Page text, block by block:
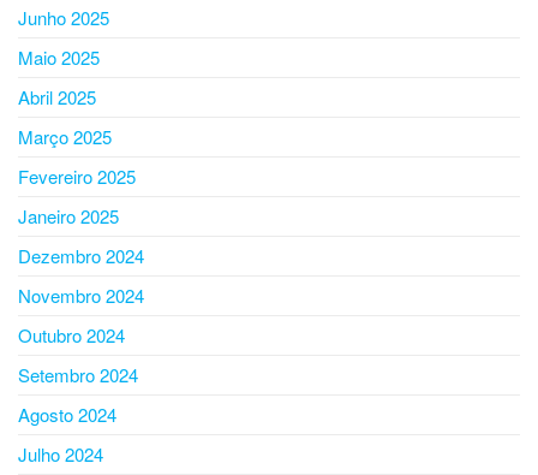
Junho 2025
Maio 2025
Abril 2025
Março 2025
Fevereiro 2025
Janeiro 2025
Dezembro 2024
Novembro 2024
Outubro 2024
Setembro 2024
Agosto 2024
Julho 2024